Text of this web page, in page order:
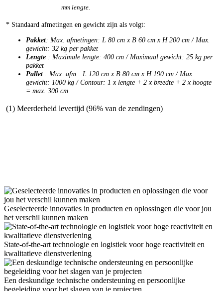
mm lengte.
* Standaard afmetingen en gewicht zijn als volgt:
Pakket: Max. afmetingen: L 80 cm x B 60 cm x H 200 cm / Max.
gewicht: 32 kg per pakket
Lengte : Maximale lengte: 400 cm / Maximaal gewicht: 25 kg per
pakket
Pallet : Max. afm.: L 120 cm x B 80 cm x H 190 cm / Max.
gewicht: 1000 kg / Contour: 1 x lengte + 2 x breedte + 2 x hoogte
= max. 300 cm
(1) Meerderheid levertijd (96% van de zendingen)
Geselecteerde innovaties in producten en oplossingen die voor jou
het verschil kunnen maken
State-of-the-art technologie en logistiek voor hoge reactiviteit en
kwalitatieve dienstverlening
Een deskundige technische ondersteuning en persoonlijke
begeleiding voor het slagen van je projecten